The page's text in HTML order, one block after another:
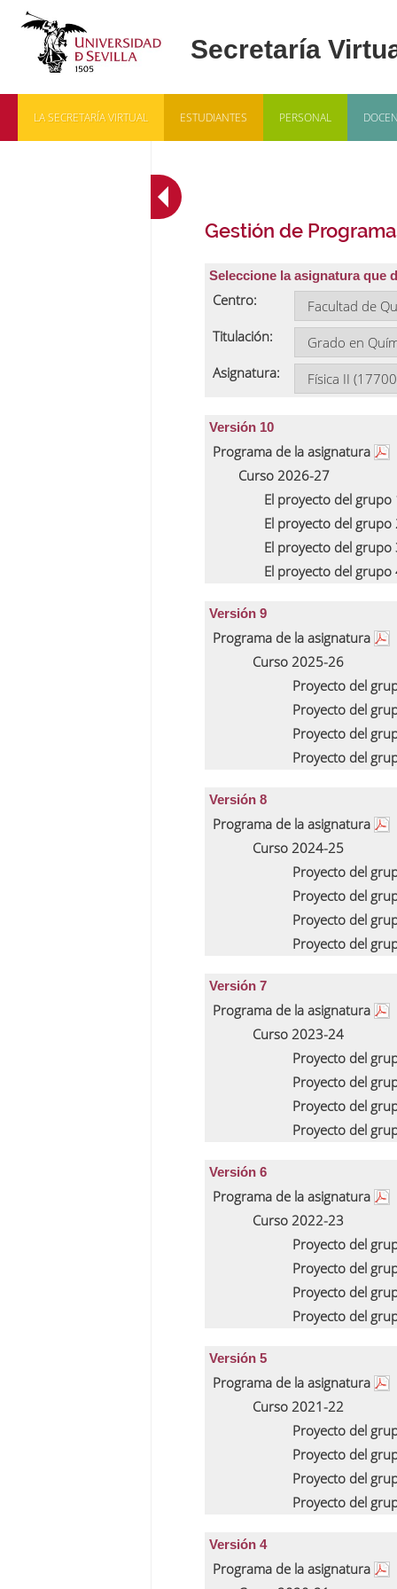
LA SECRETARÍA VIRTUAL ESTUDIANTES PERSONAL
Gestión de
Seleccione la asignatura que
Centro:
Titulación:
Asignatura:
Versión 10
Programa de la asignatura
Curso 2026-27
El proyecto del
El proyecto del
El proyecto del
El proyecto del
Versión 9
Programa de la asignatura
Curso 2025-26
Proyecto del
Proyecto del
Proyecto del
Proyecto del
Versión 8
Programa de la asignatura
Curso 2024-25
Proyecto del
Proyecto del
Proyecto del
Proyecto del
Versión 7
Programa de la asignatura
Curso 2023-24
Proyecto del
Proyecto del
Proyecto del
Proyecto del
Versión 6
Programa de la asignatura
Curso 2022-23
Proyecto del
Proyecto del
Proyecto del
Proyecto del
Versión 5
Programa de la asignatura
Curso 2021-22
Proyecto del
Proyecto del
Proyecto del
Proyecto del
Versión 4
Programa de la asignatura